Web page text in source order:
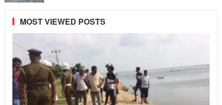
MOST VIEWED POSTS